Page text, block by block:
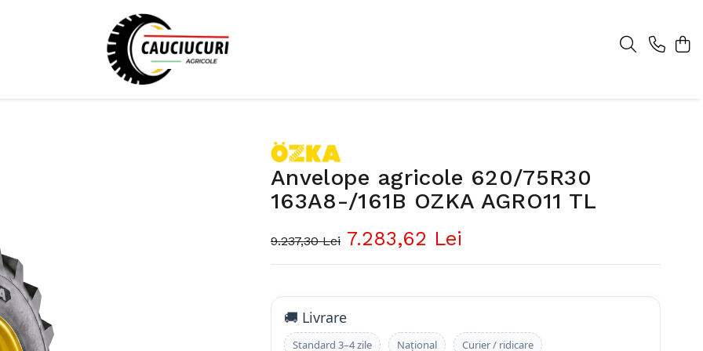
Anvelope agricole 620/75R30
163A8-/161B OZKA AGRO11 TL
9.237,30 Lei 7.283,62 Lei
🚚 Livrare
Standard 3–4 zile Național Curier / ridicare